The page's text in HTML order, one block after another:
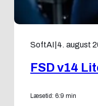
SoftAI 4. august
FSD v14
Læsetid: 6:9 min